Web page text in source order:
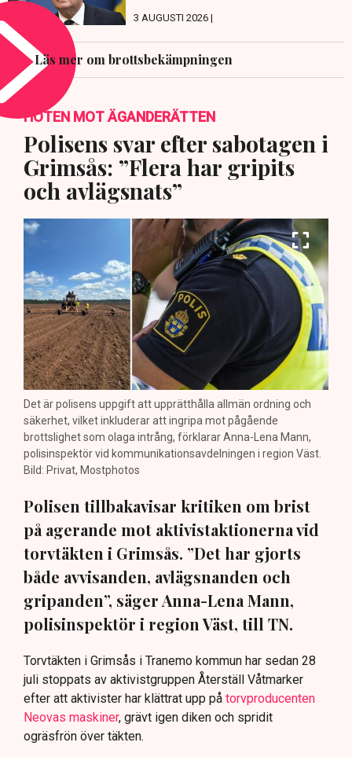
3 AUGUSTI 2026 |
Läs mer om brottsbekämpningen
HOTEN MOT ÄGANDERÄTTEN
Polisens svar efter sabotagen i
Grimsås: ”Flera har gripits
och avlägsnats”
Det är polisens uppgift att upprätthålla allmän ordning och
säkerhet, vilket inkluderar att ingripa mot pågående
brottslighet som olaga intrång, förklarar Anna-Lena Mann,
polisinspektör vid kommunikationsavdelningen i region Väst.
Bild: Privat, Mostphotos
Polisen tillbakavisar kritiken om brist
på agerande mot aktivistaktionerna vid
torvtäkten i Grimsås. ”Det har gjorts
både avvisanden, avlägsnanden och
gripanden”, säger Anna-Lena Mann,
polisinspektör i region Väst, till TN.
Torvtäkten i Grimsås i Tranemo kommun har sedan 28
juli stoppats av aktivistgruppen Återställ Våtmarker
efter att aktivister har klättrat upp på torvproducenten
Neovas maskiner, grävt igen diken och spridit
ogräsfrön över täkten.